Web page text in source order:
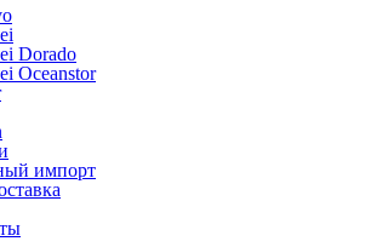
Dorado
Oceanstor
импорт